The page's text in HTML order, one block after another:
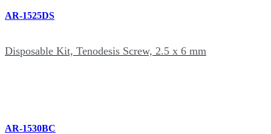
AR-1525DS
Disposable Kit, Tenodesis Screw, 2.5 x 6 mm
AR-1530BC